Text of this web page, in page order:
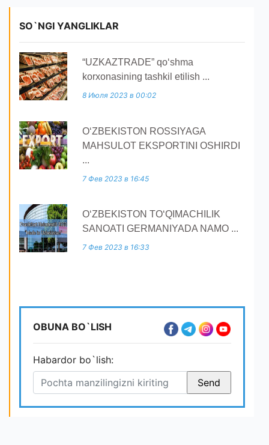
SO`NGI YANGLIKLAR
“UZKAZTRADE” qoʻshma
korxonasining tashkil etilish ...
8 Июля 2023 в 00:02
O‘ZBEKISTON ROSSIYAGA
MAHSULOT EKSPORTINI OSHIRDI
...
7 Фев 2023 в 16:45
O‘ZBEKISTON TO‘QIMACHILIK
SANOATI GERMANIYADA NAMO ...
7 Фев 2023 в 16:33
OBUNA BO`LISH
Habardor bo`lish: